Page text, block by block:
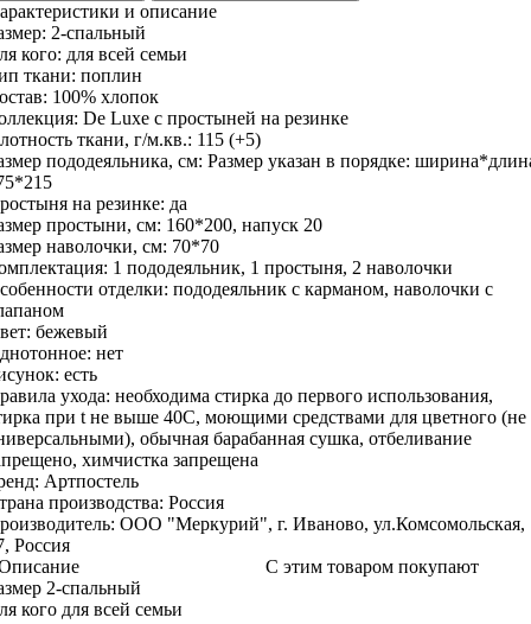
и описание
2-спальный
кого: для всей семьи
ткани: поплин
100% хлопок
De Luxe с простыней на резинке
ткани, г/м.кв.: 115 (+5)
пододеяльника, см: Размер указан в порядке:
на резинке: да
простыни, см: 160*200, напуск 20
наволочки, см: 70*70
1 пододеяльник, 1 простыня, 2 наволочки
отделки: пододеяльник с карманом, наволочки с
бежевый
нет
есть
ухода: необходима стирка до первого использования,
при t не выше 40С, моющими средствами для цветного (не
обычная барабанная сушка, отбеливание
химчистка запрещена
Артпостель
производства: Россия
ООО "Меркурий", г. Иваново, ул.Комсомольская,
Россия
2-спальный
кого для всей семьи
С этим товаром покупают